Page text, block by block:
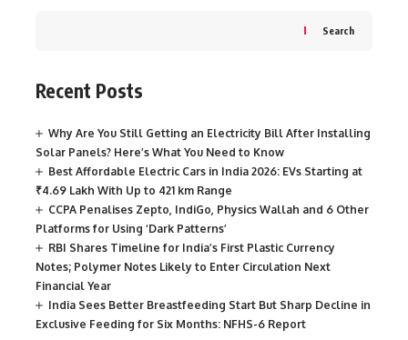
Search
Recent Posts
Why Are You Still Getting an Electricity Bill After Installing
Solar Panels? Here’s What You Need to Know
Best Affordable Electric Cars in India 2026: EVs Starting at
₹4.69 Lakh With Up to 421 km Range
CCPA Penalises Zepto, IndiGo, Physics Wallah and 6 Other
Platforms for Using ‘Dark Patterns’
RBI Shares Timeline for India’s First Plastic Currency
Notes; Polymer Notes Likely to Enter Circulation Next
Financial Year
India Sees Better Breastfeeding Start But Sharp Decline in
Exclusive Feeding for Six Months: NFHS-6 Report